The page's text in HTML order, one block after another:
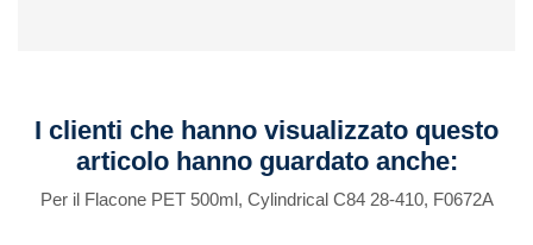
I clienti che hanno visualizzato questo
articolo hanno guardato anche:
Per il Flacone PET 500ml, Cylindrical C84 28-410, F0672A